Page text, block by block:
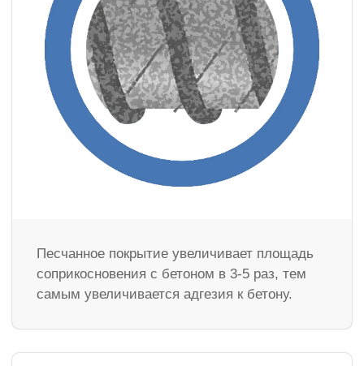
Песчанное покрытие увеличивает площадь
соприкосновения с бетоном в 3-5 раз, тем
самым увеличивается адгезия к бетону.